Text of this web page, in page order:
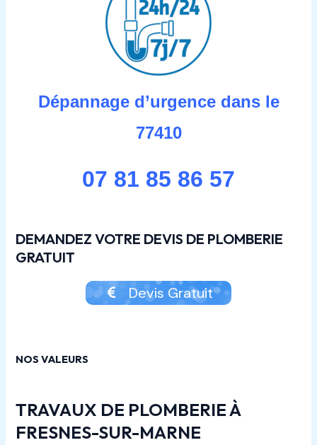
Dépannage d’urgence dans le
77410
07 81 85 86 57
DEMANDEZ VOTRE DEVIS DE PLOMBERIE
GRATUIT
Devis Gratuit
NOS VALEURS
TRAVAUX DE PLOMBERIE À
FRESNES-SUR-MARNE